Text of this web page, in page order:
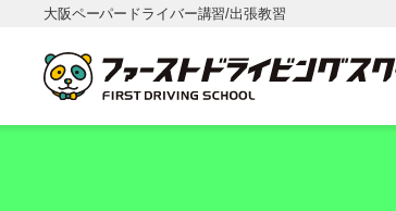
大阪ペーパードライバー講習/出張教習